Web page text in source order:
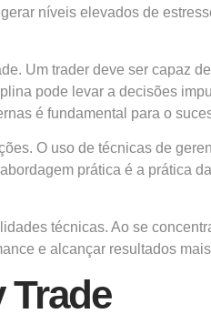
níveis elevados de
Um trader deve ser capaz
pode levar a decisões
é fundamental para o
O uso de técnicas de
prática é a prática
técnicas. Ao se
e alcançar resultados
Trade